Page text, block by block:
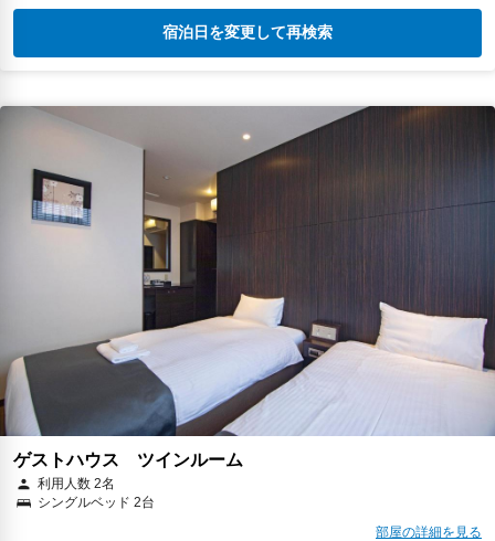
宿泊日を変更して再検索
ゲストハウス ツインルーム
利用人数 2名
シングルベッド 2台
部屋の詳細を見る